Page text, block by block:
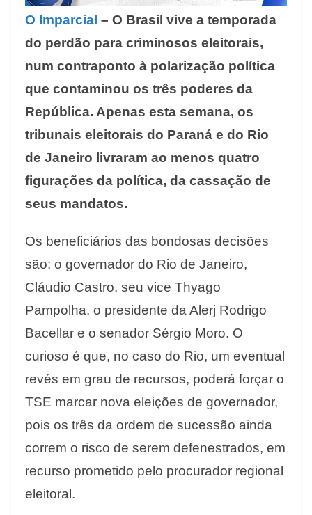
O Imparcial – O Brasil vive a temporada
do perdão para criminosos eleitorais,
num contraponto à polarização política
que contaminou os três poderes da
República. Apenas esta semana, os
tribunais eleitorais do Paraná e do Rio
de Janeiro livraram ao menos quatro
figurações da política, da cassação de
seus mandatos.
Os beneficiários das bondosas decisões
são: o governador do Rio de Janeiro,
Cláudio Castro, seu vice Thyago
Pampolha, o presidente da Alerj Rodrigo
Bacellar e o senador Sérgio Moro. O
curioso é que, no caso do Rio, um eventual
revés em grau de recursos, poderá forçar o
TSE marcar nova eleições de governador,
pois os três da ordem de sucessão ainda
correm o risco de serem defenestrados, em
recurso prometido pelo procurador regional
eleitoral.